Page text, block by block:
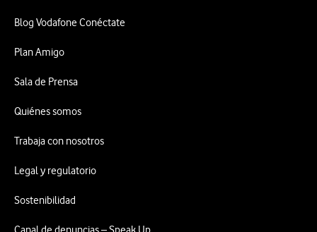
Blog Vodafone Conéctate
Plan Amigo
Sala de Prensa
Quiénes somos
Trabaja con nosotros
Legal y regulatorio
Sostenibilidad